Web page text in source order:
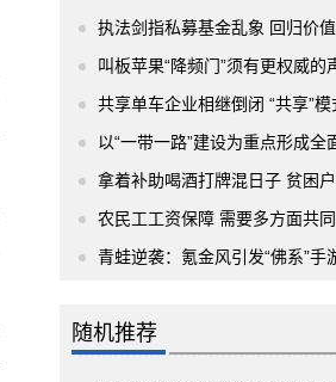
执法剑指私募基金乱象 回归价
叫板苹果“降频门”须有更权威的
共享单车企业相继倒闭 “共享”模
以“一带一路”建设为重点形成全
拿着补助喝酒打牌混日子 贫困
农民工工资保障 需要多方面共
青蛙逆袭：氪金风引发“佛系”手
随机推荐